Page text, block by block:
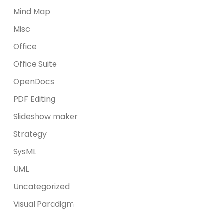
Mind Map
Misc
Office
Office Suite
OpenDocs
PDF Editing
Slideshow maker
Strategy
SysML
UML
Uncategorized
Visual Paradigm